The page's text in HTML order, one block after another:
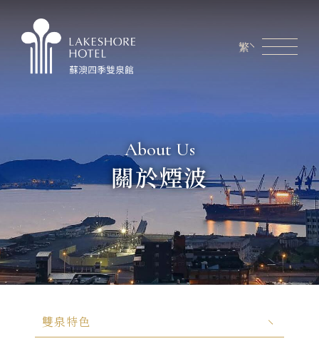
繁
About Us
關於煙波
雙泉特色
客房資訊
餐飲美饌
商務會議
新訊優惠
煙波早午餐